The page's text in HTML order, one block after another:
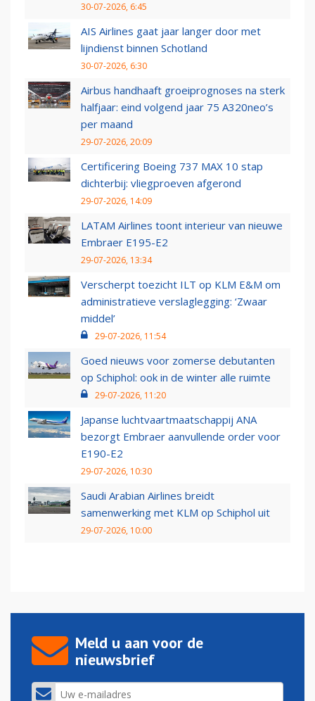
30-07-2026, 6:45
AIS Airlines gaat jaar langer door met
lijndienst binnen Schotland
30-07-2026, 6:30
Airbus handhaaft groeiprognoses na sterk
halfjaar: eind volgend jaar 75 A320neo’s
per maand
29-07-2026, 20:09
Certificering Boeing 737 MAX 10 stap
dichterbij: vliegproeven afgerond
29-07-2026, 14:09
LATAM Airlines toont interieur van nieuwe
Embraer E195-E2
29-07-2026, 13:34
Verscherpt toezicht ILT op KLM E&M om
administratieve verslaglegging: ‘Zwaar
middel’
29-07-2026, 11:54
Goed nieuws voor zomerse debutanten
op Schiphol: ook in de winter alle ruimte
29-07-2026, 11:20
Japanse luchtvaartmaatschappij ANA
bezorgt Embraer aanvullende order voor
E190-E2
29-07-2026, 10:30
Saudi Arabian Airlines breidt
samenwerking met KLM op Schiphol uit
29-07-2026, 10:00
Meld u aan voor de
nieuwsbrief